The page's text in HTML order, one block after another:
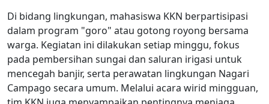
Di bidang lingkungan, mahasiswa KKN berpartisipasi
dalam program "goro" atau gotong royong bersama
warga. Kegiatan ini dilakukan setiap minggu, fokus
pada pembersihan sungai dan saluran irigasi untuk
mencegah banjir, serta perawatan lingkungan Nagari
Campago secara umum. Melalui acara wirid mingguan,